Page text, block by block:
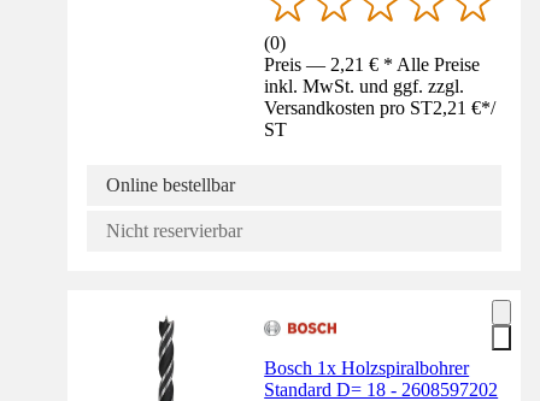
(0)
Preis — 2,21 € * Alle Preise
inkl. MwSt. und ggf. zzgl.
Versandkosten pro ST2,21 €*/
ST
Online bestellbar
Nicht reservierbar
Bosch 1x Holzspiralbohrer
Standard D= 18 - 2608597202